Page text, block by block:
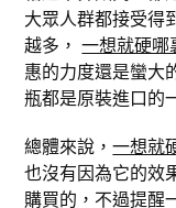
大眾人群都接受得
越多，一想就硬哪
惠的力度還是蠻大
瓶都是原裝進口的
總體來說，一想就
也沒有因為它的效
購買的，不過提醒